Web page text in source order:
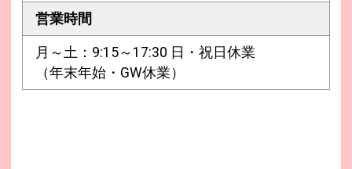
営業時間
月～土：9:15～17:30 日・祝日休業
（年末年始・GW休業）